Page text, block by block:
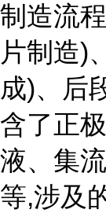
制造流
片制造)
成)、后
含了正
液、集
等,涉及